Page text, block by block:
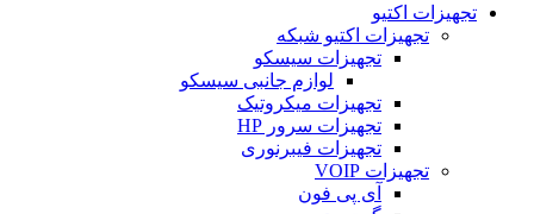
تجهیزات اکتیو
تجهیزات اکتیو شبکه
تجهیزات سیسکو
لوازم جانبی سیسکو
تجهیزات میکروتیک
تجهیزات سرور HP
تجهیزات فیبرنوری
تجهیزات VOIP
آی پی فون